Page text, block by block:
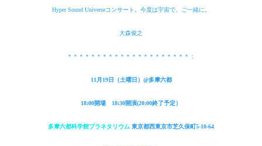
Hyper Sound Universeコンサート。今度は宇宙で、ご一緒に。
大森俊之
＊＊＊＊＊＊＊＊＊＊＊＊＊＊＊＊＊＊＊＊＊：
11月19日（土曜日）@多摩六都
18:00開場 18:30開演(20:00終了予定）
多摩六都科学館プラネタリウム 東京都西東京市芝久保町5-10-64